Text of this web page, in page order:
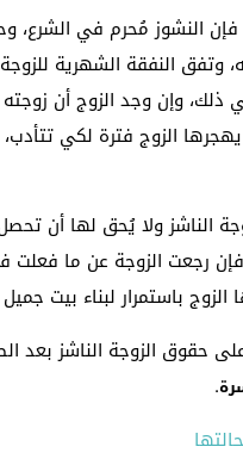
النشوز مُحرم في الشرع،
النفقة الشهرية
وإن وجد الزوج أن زوجته
الزوج فترة لكي
الناشز ولا يُحق لها أن
فإن رجعت الزوجة عن ما
باستمرار لبناء بيت
حقوق الزوجة الناشز بعد
.